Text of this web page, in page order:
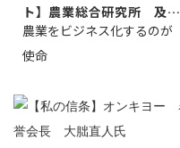
ト】農業総合研究所 及川
智正
農業をビジネス化するのが
使命